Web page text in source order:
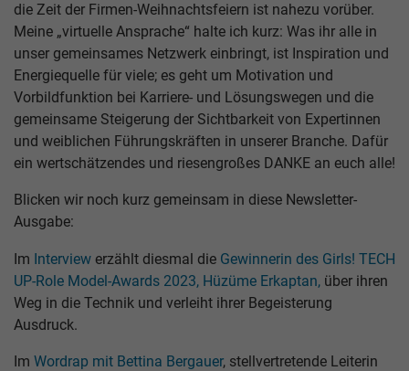
die Zeit der Firmen-Weihnachtsfeiern ist nahezu vorüber.
Meine „virtuelle Ansprache“ halte ich kurz: Was ihr alle in
unser gemeinsames Netzwerk einbringt, ist Inspiration und
Energiequelle für viele; es geht um Motivation und
Vorbildfunktion bei Karriere- und Lösungswegen und die
gemeinsame Steigerung der Sichtbarkeit von Expertinnen
und weiblichen Führungskräften in unserer Branche. Dafür
ein wertschätzendes und riesengroßes DANKE an euch alle!
Blicken wir noch kurz gemeinsam in diese Newsletter-
Ausgabe:
Im Interview erzählt diesmal die Gewinnerin des Girls! TECH
UP-Role Model-Awards 2023, Hüzüme Erkaptan, über ihren
Weg in die Technik und verleiht ihrer Begeisterung
Ausdruck.
Im Wordrap mit Bettina Bergauer, stellvertretende Leiterin